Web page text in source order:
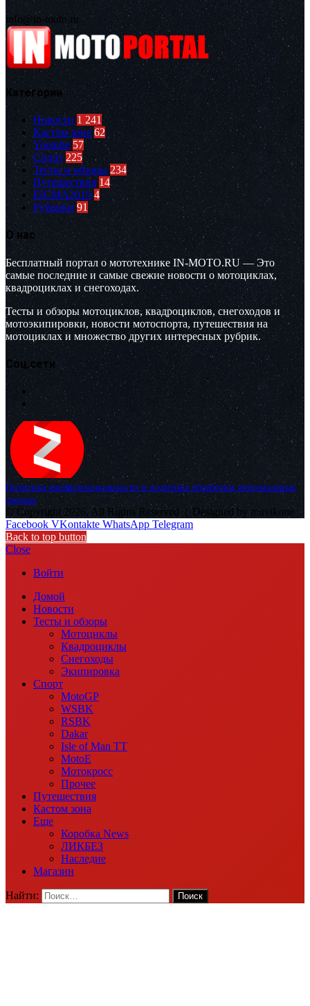
info@in-moto.ru
Категории
Новости 1 241
Кастом зона 62
Youtube 57
Спорт 225
Тесты и обзоры 234
Путешествия 14
EICMA2019 4
Рубрики 91
О нас
Бесплатный портал о мототехнике IN-MOTO.RU — Это
самые последние и самые свежие новости о мотоциклах,
квадроциклах и снегоходах.
Тесты и обзоры мотоциклов, квадроциклов, снегоходов и
мотоэкипировки, новости мотоспорта, путешествия на
мотоциклах и множество других интересных рубрик.
Соц.сети
Политика конфиденциальности и политика обработки персональных
данных
© Copyright 2026, All Rights Reserved |Designed by muvikone
Facebook VKontakte WhatsApp Telegram
Back to top button
Close
Войти
Домой
Новости
Тесты и обзоры
Мотоциклы
Квадроциклы
Снегоходы
Экипировка
Спорт
MotoGP
WSBK
RSBK
Dakar
Isle of Man TT
MotoE
Мотокросс
Прочее
Путешествия
Кастом зона
Еще
Коробка News
ЛИКБЕЗ
Наследие
Магазин
Найти: